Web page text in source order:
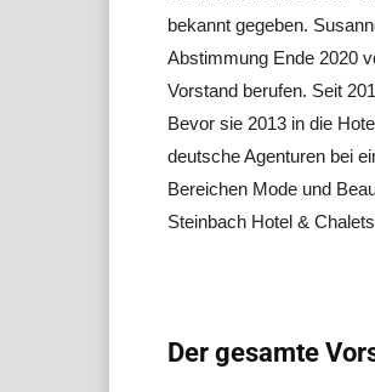
bekannt gegeben.
Abstimmung Ende 2020
Vorstand berufen. Seit
Bevor sie 2013 in die
deutsche Agenturen bei
Bereichen Mode und
Steinbach Hotel &
Der gesamte